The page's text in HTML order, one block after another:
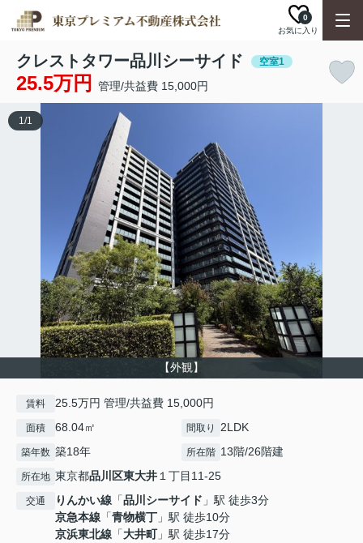
お気に入り
0
クレストタワー品川シーサイド 空室1
25.5万円 管理/共益費 15,000円
【外観】
1/1
賃料 25.5万円 管理/共益費 15,000円
面積 68.04㎡ 間取り 2LDK
築年数 築18年 所在階 13階/26階建
所在地 東京都品川区東大井１丁目11-25
交通 りんかい線 「品川シーサイド 」駅 徒歩3分
京急本線 「青物横丁 」駅 徒歩10分
京浜東北線 「大井町」駅 徒歩17分